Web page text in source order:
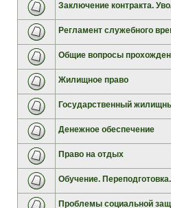
Заключение контракта.
Регламент служебного
Общие вопросы
Жилищное право
Государственный
Денежное обеспечение
Право на отдых
Обучение. Переподготовка.
Проблемы социальной